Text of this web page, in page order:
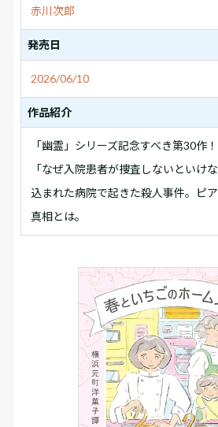
赤川次郎
発売日
2026/06/10
作品紹介
「幽霊」シリーズ記念すべき第30作！
「なぜ入院患者が捜査しないといけ
込まれた病院で起きた殺人事件。ピ
真相とは。